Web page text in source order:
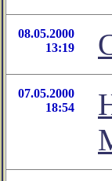
08.05.2000
13:19
07.05.2000
18:54